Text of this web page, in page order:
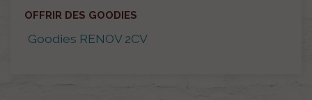
OFFRIR DES GOODIES
Goodies RENOV 2CV